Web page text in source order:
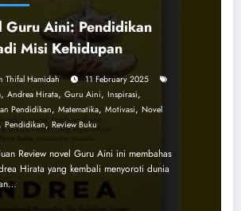
Guru Aini: Pendidikan
Misi Kehidupan
Thifal Hamidah
11 February 2025
, Andrea Hirata, Guru Aini, Inspirasi,
Pendidikan, Matematika, Motivasi, Novel
, Pendidikan, Review Buku
Review novel Guru Aini ini membahas
Hirata yang kembali menyoroti dunia